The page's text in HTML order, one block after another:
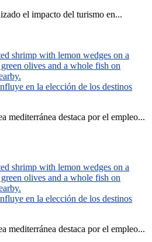
el impacto del turismo en...
en la elección de los destinos
mediterránea destaca por el empleo...
en la elección de los destinos
mediterránea destaca por el empleo...